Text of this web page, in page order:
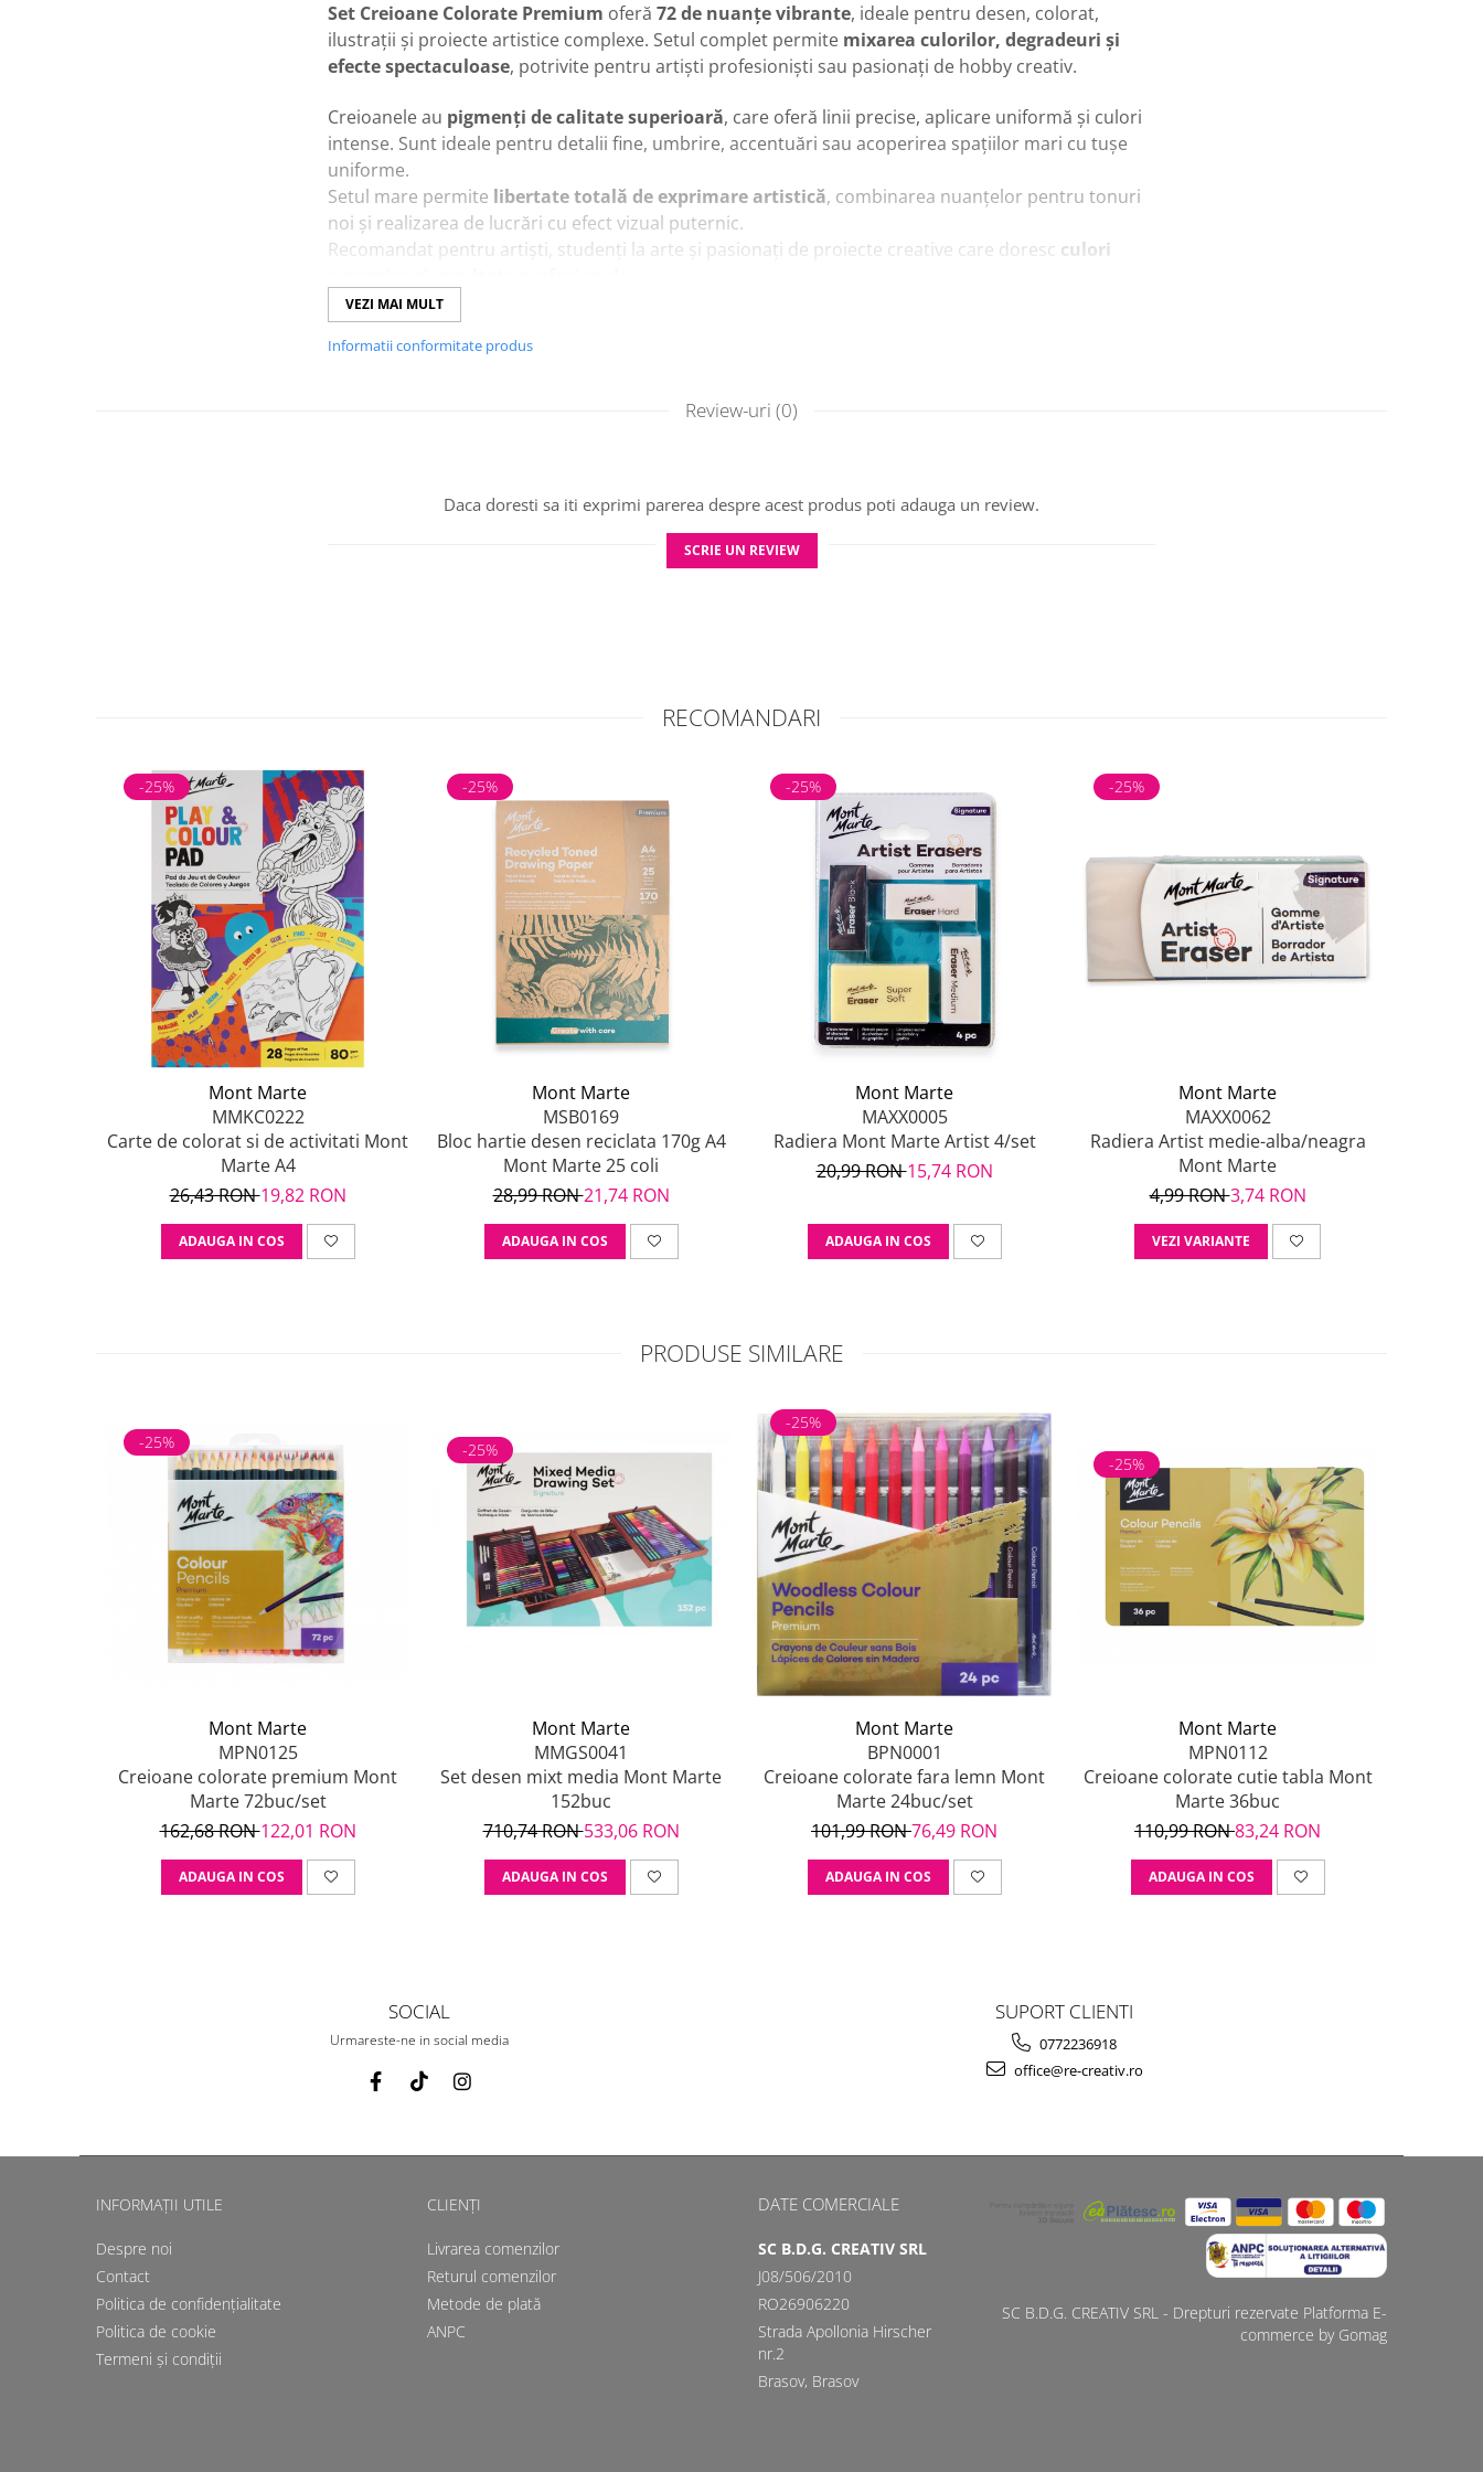
Set Creioane Colorate Premium oferă 72 de nuanțe vibrante, ideale pentru desen, colorat,
ilustrații și proiecte artistice complexe. Setul complet permite mixarea culorilor, degradeuri și
efecte spectaculoase, potrivite pentru artiști profesioniști sau pasionați de hobby creativ.
Creioanele au pigmenți de calitate superioară, care oferă linii precise, aplicare uniformă și culori
intense. Sunt ideale pentru detalii fine, umbrire, accentuări sau acoperirea spațiilor mari cu tușe
uniforme.
Setul mare permite libertate totală de exprimare artistică, combinarea nuanțelor pentru tonuri
noi și realizarea de lucrări cu efect vizual puternic.
Recomandat pentru artiști, studenți la arte și pasionați de proiecte creative care doresc culori
Caracteristici principale
detalii, umbre, degradeuri și proiecte mari
Aplică presiune variabilă pentru efecte diferite
VEZI MAI MULT
Informatii conformitate produs
Review-uri (0)
Daca doresti sa iti exprimi parerea despre acest produs poti adauga un review.
SCRIE UN REVIEW
RECOMANDARI
-25%
Mont Marte
MMKC0222
Carte de colorat si de activitati Mont
Marte A4
26,43 RON19,82 RON
ADAUGA IN COS
-25%
Mont Marte
MSB0169
Bloc hartie desen reciclata 170g A4
Mont Marte 25 coli
28,99 RON21,74 RON
ADAUGA IN COS
-25%
Mont Marte
MAXX0005
Radiera Mont Marte Artist 4/set
20,99 RON15,74 RON
ADAUGA IN COS
-25%
Mont Marte
MAXX0062
Radiera Artist medie-alba/neagra
Mont Marte
4,99 RON3,74 RON
VEZI VARIANTE
PRODUSE SIMILARE
-25%
Mont Marte
MPN0125
Creioane colorate premium Mont
Marte 72buc/set
162,68 RON122,01 RON
ADAUGA IN COS
-25%
Mont Marte
MMGS0041
Set desen mixt media Mont Marte
152buc
710,74 RON533,06 RON
ADAUGA IN COS
-25%
Mont Marte
BPN0001
Creioane colorate fara lemn Mont
Marte 24buc/set
101,99 RON76,49 RON
ADAUGA IN COS
-25%
Mont Marte
MPN0112
Creioane colorate cutie tabla Mont
Marte 36buc
110,99 RON83,24 RON
ADAUGA IN COS
SOCIAL
Urmareste-ne in social media
SUPORT CLIENTI
0772236918
office@re-creativ.ro
INFORMAȚII UTILE
Despre noi
Contact
Politica de confidențialitate
Politica de cookie
Termeni și condiții
CLIENȚI
Livrarea comenzilor
Returul comenzilor
Metode de plată
ANPC
DATE COMERCIALE
SC B.D.G. CREATIV SRL
J08/506/2010
RO26906220
Strada Apollonia Hirscher
nr.2
Brasov, Brasov
SC B.D.G. CREATIV SRL - Drepturi rezervate Platforma E-
commerce by Gomag